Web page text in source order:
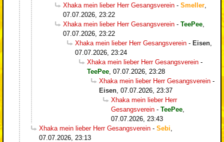
Xhaka mein lieber Herr Gesangsverein - Smeller
07.07.2026, 23:22
Xhaka mein lieber Herr Gesangsverein - TeePee
07.07.2026, 23:22
Xhaka mein lieber Herr Gesangsverein - Eisen
07.07.2026, 23:24
Xhaka mein lieber Herr Gesangsverein -
TeePee 07.07.2026, 23:28
Xhaka mein lieber Herr Gesangsverein -
Eisen 07.07.2026, 23:37
Xhaka mein lieber Herr
Gesangsverein - TeePee
07.07.2026, 23:43
Xhaka mein lieber Herr Gesangsverein - Sebi
07.07.2026, 23:13